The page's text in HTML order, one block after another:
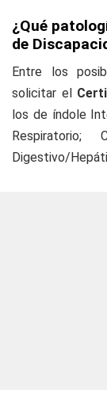
¿Qué
de
Entre los
solicitar el
los de índole
Respiratorio;
Digestivo/